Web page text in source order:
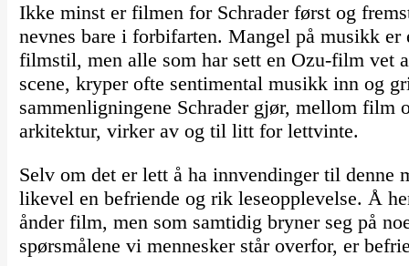
Ikke minst er filmen for Schrader først og
nevnes bare i forbifarten. Mangel på musikk
filmstil, men alle som har sett en Ozu-film vet
scene, kryper ofte sentimental musikk inn og
sammenligningene Schrader gjør, mellom film
arkitektur, virker av og til litt for lettvinte.
Selv om det er lett å ha innvendinger til denne
likevel en befriende og rik leseopplevelse. Å
ånder film, men som samtidig bryner seg på
spørsmålene vi mennesker står overfor, er